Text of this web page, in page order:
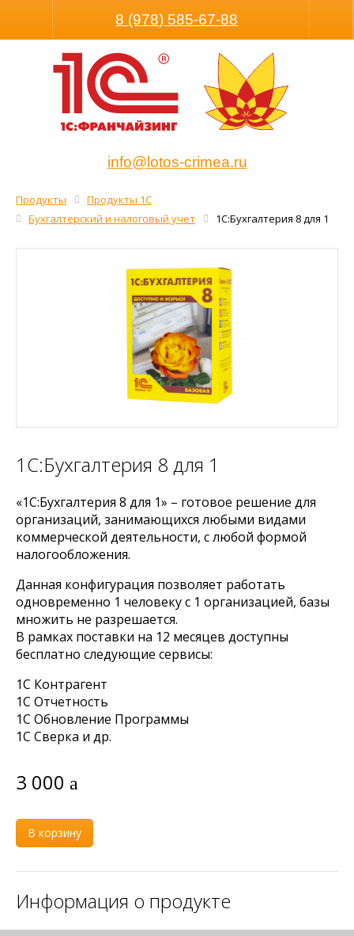
Размер шрифта8 (978) 585-67-88
info@lotos-crimea.ru
Продукты
Продукты 1С
Бухгалтерский и налоговый учет
1С:Бухгалтерия 8 для 1
1С:Бухгалтерия 8 для 1
«1С:Бухгалтерия 8 для 1» – готовое решение для
организаций, занимающихся любыми видами
коммерческой деятельности, с любой формой
налогообложения.
Данная конфигурация позволяет работать
одновременно 1 человеку с 1 организацией, базы
множить не разрешается.
В рамках поставки на 12 месяцев доступны
бесплатно следующие сервисы:
1С Контрагент
1С Отчетность
1С Обновление Программы
1С Сверка и др.
3 000
В корзину
Информация о продукте